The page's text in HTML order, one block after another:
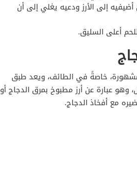
أضيفيه إلى الأرز ودعيه يغلي إلى أن
أعلى السليق.
خاصةً في الطائف، ويعد طبق
وهو عبارة عن أرز مطبوخ بمرق الدجاج أو
مع أفخاذ الدجاج.